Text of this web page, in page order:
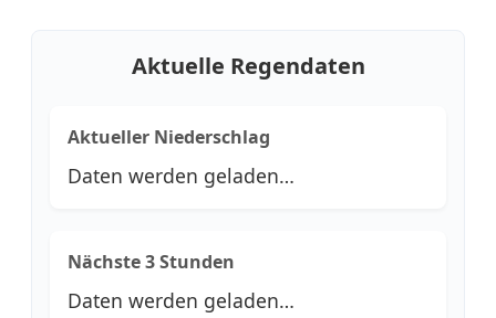
Aktuelle Regendaten
Aktueller Niederschlag
Daten werden geladen…
Nächste 3 Stunden
Daten werden geladen…